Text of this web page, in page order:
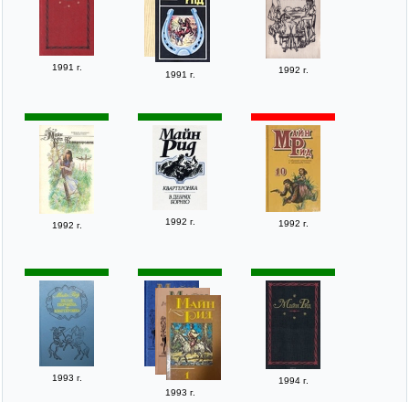
1991 г.
1991 г. 1992 г.
1992 г. 1992 г. 1992 г.
1993 г.
1993 г.
1994 г.